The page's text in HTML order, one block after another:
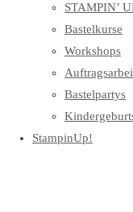
STAMPIN’
Bastelkurse
Workshops
Bastelpartys
StampinUp!